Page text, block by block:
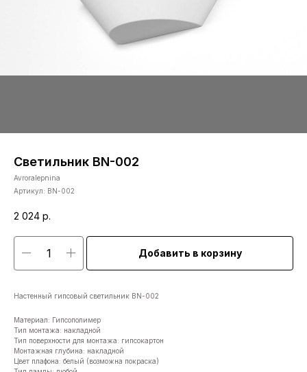
Светильник BN-002
Avroralepnina
Артикул: BN-002
2 024 р.
Добавить в корзину
Настенный гипсовый светильник BN-002
Материал: Гипсополимер
Тип монтажа: накладной
Тип поверхности для монтажа: гипсокартон
Монтажная глубина: накладной
Цвет плафона: белый (возможна покраска)